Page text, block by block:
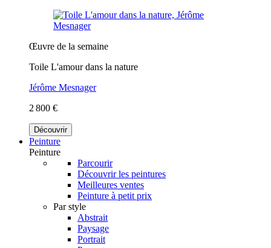
Œuvre de la semaine
Toile L'amour dans la nature
Jérôme Mesnager
2 800 €
Découvrir
Peinture
Peinture
Parcourir
Découvrir les peintures
Meilleures ventes
Peinture à petit prix
Par style
Abstrait
Paysage
Portrait